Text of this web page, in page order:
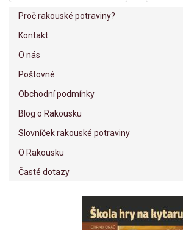
Proč rakouské potraviny?
Kontakt
O nás
Poštovné
Obchodní podmínky
Blog o Rakousku
Slovníček rakouské potraviny
O Rakousku
Časté dotazy